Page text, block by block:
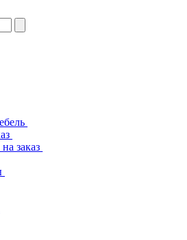
заказ